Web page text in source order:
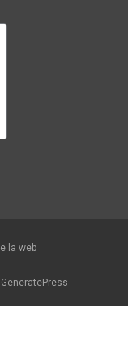
la web
GeneratePress